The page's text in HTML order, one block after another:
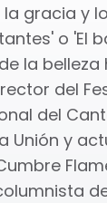
la gracia y
o 'El
la belleza
del
del
Unión y